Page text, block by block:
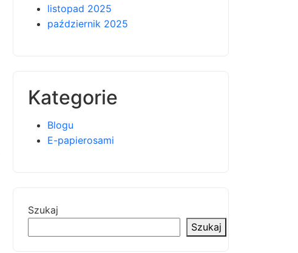
listopad 2025
październik 2025
Kategorie
Blogu
E-papierosami
Szukaj
Szukaj